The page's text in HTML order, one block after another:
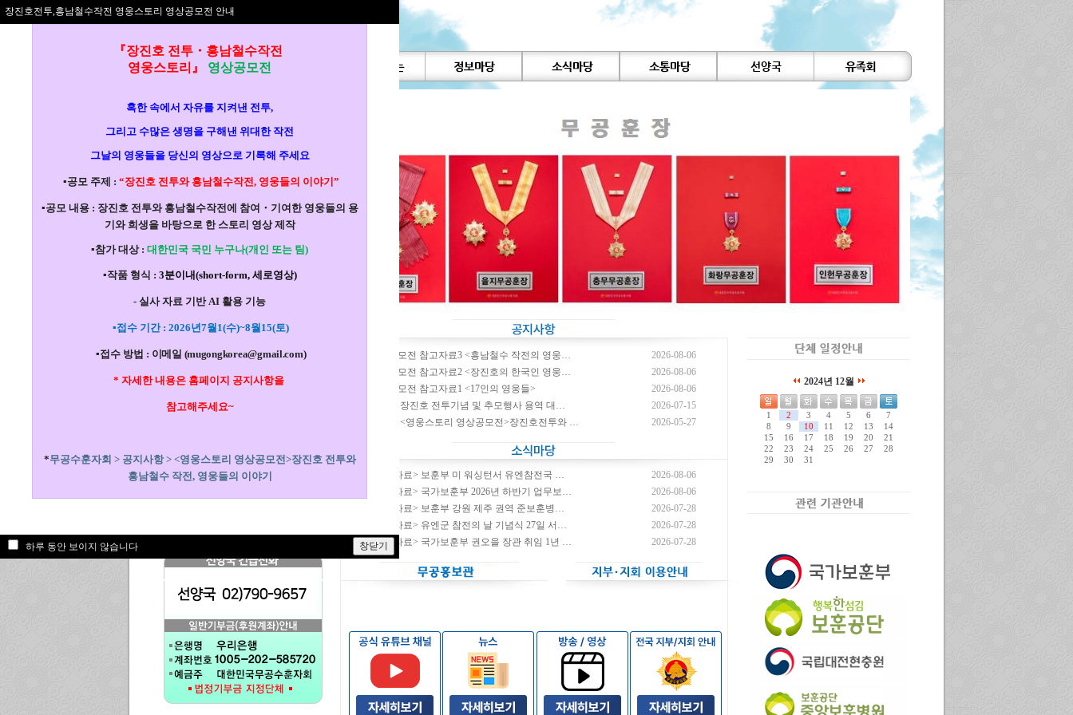
영상공모전 참고자료3 <흥남철수 작전의 영웅…
2026-08-06
영상공모전 참고자료2 <장진호의 한국인 영웅…
2026-08-06
영상공모전 참고자료1 <17인의 영웅들>
2026-08-06
제11회 장진호 전투기념 및 추모행사 용역 대…
2026-07-15
2026년 <영웅스토리 영상공모전>장진호전투와 …
2026-05-27
<보도자료> 보훈부 미 워싱턴서 유엔참전국 …
2026-08-06
<보도자료> 국가보훈부 2026년 하반기 업무보…
2026-08-06
<보도자료> 보훈부 강원 제주 권역 준보훈병…
2026-07-28
<보도자료> 유엔군 참전의 날 기념식 27일 서…
2026-07-28
<보도자료> 국가보훈부 권오을 장관 취임 1년 …
2026-07-28
2024년 12월
1 2 3 4 5 6
7
8
9 10 11 12 13
14
15
16 17 18 19 20
21
22
23 24 25 26 27
28
29
30 31
장진호전투,흥남철수작전 영웅스토리 영상공모전 안내
『장진호 전투 ・ 흥남철수작전
영웅스토리』 영상공모전
혹한 속에서 자유를 지켜낸 전투,
그리고 수많은 생명을 구해낸 위대한 작전
그날의 영웅들을 당신의 영상으로 기록해 주세요
▪공모 주제 : “장진호 전투와 흥남철수작전, 영웅들의 이야기 ”
▪공모 내용 : 장진호 전투와 흥남철수작전에 참여 ・기여한 영웅들의 용
기와 희생을 바탕으로 한 스토리 영상 제작
▪참가 대상 : 대한민국 국민 누구나(개인 또는 팀)
▪작품 형식 : 3분이내(short-form, 세로영상)
- 실사 자료 기반 AI 활용 기능
▪접수 기간 : 2026년7월1(수)~8월15(토)
▪접수 방법 : 이메일 (mugongkorea@gmail.com)
* 자세한 내용은 홈페이지 공지사항을
참고해주세요~
*무공수훈자회 > 공지사항 > <영웅스토리 영상공모전>장진호 전투와
흥남철수 작전, 영웅들의 이야기
하루 동안 보이지 않습니다 창닫기